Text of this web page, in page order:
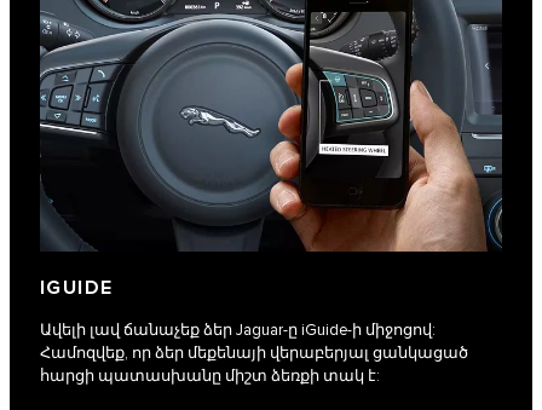
IGUIDE
Ավելի լավ ճանաչեք ձեր Jaguar-ը iGuide-ի միջոցով:
Համոզվեք, որ ձեր մեքենայի վերաբերյալ ցանկացած
հարցի պատասխանը միշտ ձեռքի տակ է: